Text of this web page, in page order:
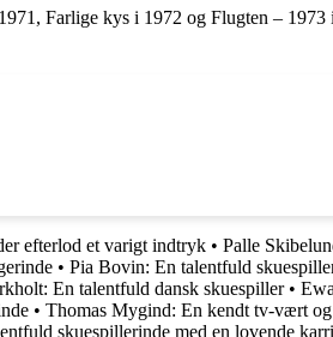
Farlige kys i 1972 og Flugten –
efterlod et varigt indtryk • Palle
• Pia Bovin: En talentfuld
En talentfuld dansk skuespiller•
• Thomas Mygind: En kendt tv-vært
skuespillerinde med en lovende